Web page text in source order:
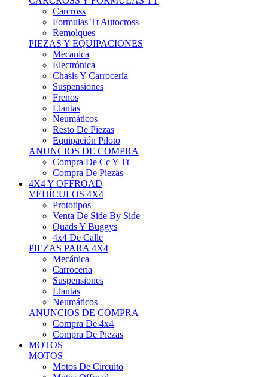
Carcross
Formulas Tt Autocross
Remolques
PIEZAS Y EQUIPACIONES
Mecanica
Electrónica
Chasis Y Carrocería
Suspensiones
Frenos
Llantas
Neumáticos
Resto De Piezas
Equipación Piloto
ANUNCIOS DE COMPRA
Compra De Cc Y Tt
Compra De Piezas
4X4 Y OFFROAD
VEHÍCULOS 4X4
Prototipos
Venta De Side By Side
Quads Y Buggys
4x4 De Calle
PIEZAS PARA 4X4
Mecánica
Carrocería
Suspensiones
Llantas
Neumáticos
ANUNCIOS DE COMPRA
Compra De 4x4
Compra De Piezas
MOTOS
MOTOS
Motos De Circuito